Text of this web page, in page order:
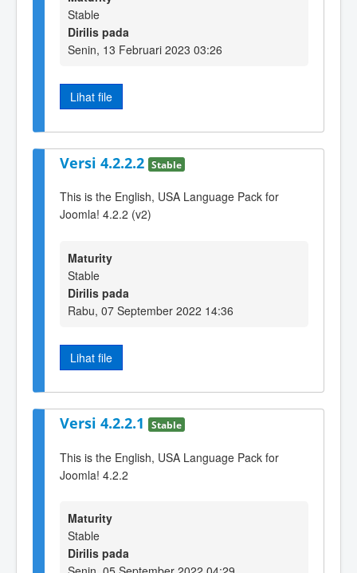
Stable
Dirilis pada
Senin, 13 Februari 2023 03:26
Lihat file
Versi 4.2.2.2 Stable
This is the English, USA Language Pack for
Joomla! 4.2.2 (v2)
Maturity
Stable
Dirilis pada
Rabu, 07 September 2022 14:36
Lihat file
Versi 4.2.2.1 Stable
This is the English, USA Language Pack for
Joomla! 4.2.2
Maturity
Stable
Dirilis pada